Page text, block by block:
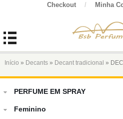
Checkout / Minha
Início » Decants» Decant tradicional »
PERFUME EM SPRAY
Feminino